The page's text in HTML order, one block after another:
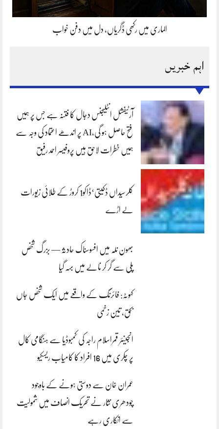
الماری میں رکھی ڈگریاں، دل میں دفن خواب
اہم خبریں
آرٹیفشل انٹلیجنس دجال کا فتنہ ہے جس پر ہمیں
فتح حاصل ہو گی،AI پر اندھے اعتماد کی وجہ سے
ہمیں خطرات لاحق ہیں پروفیسر احمد رفیق
کلرسیداں ڈکیتی‘ڈاکو1 کروڑ کے طلائی زیورات
لے اڑے
بھون نلہ میں افسوسناک حادثہ — بزرگ شخص
پلی سے گر کر نالے میں بہہ گیا
کہوٹہ: فائرنگ کے واقعے میں ایک شخص جاں
بحق، تین زخمی
انجینئر قمراسلام راجہ کی کمبوڈیا سے ہنگامی کال
پر چکری میں 16 افراد کا کامیاب ریسکیو
عمران خان سے دوستی ہونے کے باوجود
چودھری نثار نے تحریک انصاف میں شمولیت
سے انکاری رہے